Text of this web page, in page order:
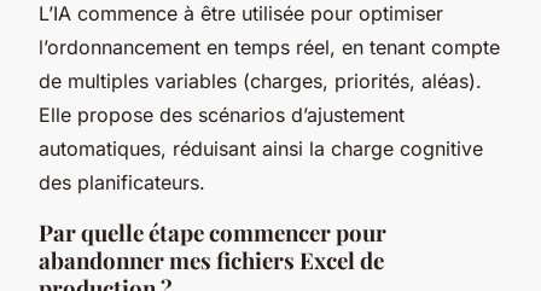
L’IA commence à être utilisée pour optimiser
l’ordonnancement en temps réel, en tenant compte
de multiples variables (charges, priorités, aléas).
Elle propose des scénarios d’ajustement
automatiques, réduisant ainsi la charge cognitive
des planificateurs.
Par quelle étape commencer pour
abandonner mes fichiers Excel de